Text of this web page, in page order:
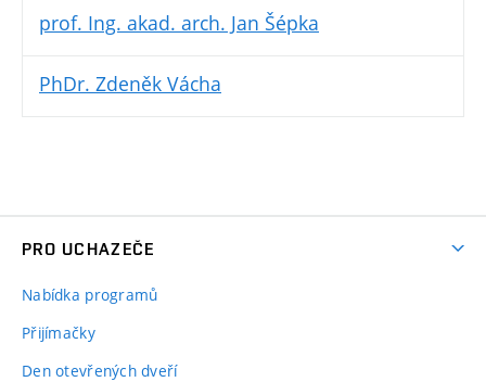
prof. Ing. akad. arch. Jan Šépka
PhDr. Zdeněk Vácha
PRO UCHAZEČE
Nabídka programů
Přijímačky
Den otevřených dveří